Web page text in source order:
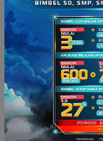
dasar pembuatan laporan
laba rugi dan kolom
memecah data dari
Jadi, akun-akun yang
penyesuaian dipecah
nominal (temporal)
(permanen) untuk kolom